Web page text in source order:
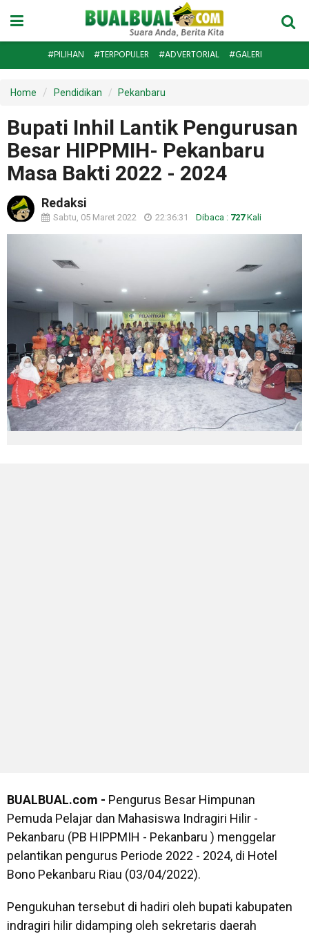
#PILIHAN #TERPOPULER #ADVERTORIAL #GALERI
Home Pendidikan Pekanbaru
Bupati Inhil Lantik Pengurusan
Besar HIPPMIH- Pekanbaru
Masa Bakti 2022 - 2024
Redaksi
Sabtu, 05 Maret 2022 22:36:31 Dibaca : 727Kali
BUALBUAL.com - Pengurus Besar Himpunan
Pemuda Pelajar dan Mahasiswa Indragiri Hilir -
Pekanbaru (PB HIPPMIH - Pekanbaru ) menggelar
pelantikan pengurus Periode 2022 - 2024, di Hotel
Bono Pekanbaru Riau (03/04/2022).
Pengukuhan tersebut di hadiri oleh bupati kabupaten
indragiri hilir didamping oleh sekretaris daerah